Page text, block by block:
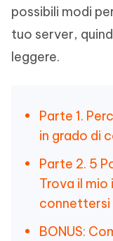
possibili modi
tuo server,
leggere.
Parte 1.
in grado di
Parte 2. 5
Trova il
connettersi
BONUS: